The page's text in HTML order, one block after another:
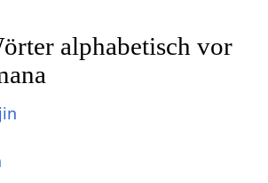
alphabetisch vor